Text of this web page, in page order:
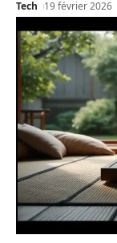
Tech 19 février 2026